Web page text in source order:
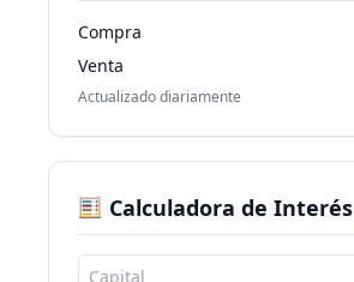
Compra
Venta
Actualizado diariamente
Calculadora de Interés